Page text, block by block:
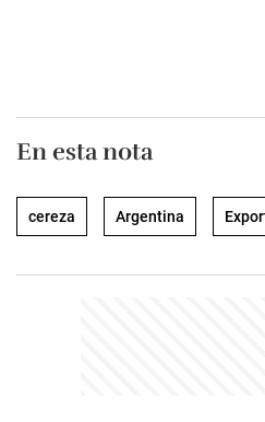
En esta nota
cereza Argentina